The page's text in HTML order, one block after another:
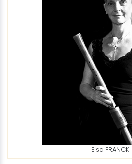
Elsa FRANCK